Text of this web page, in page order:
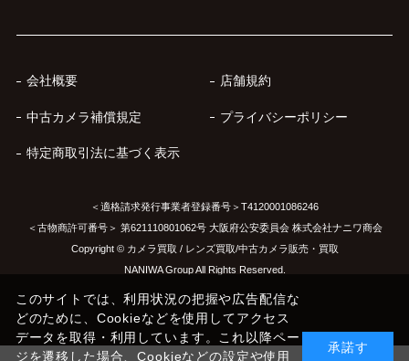
会社概要 店舗規約
中古カメラ補償規定 プライバシーポリシー
特定商取引法に基づく表示
＜適格請求発行事業者登録番号＞T4120001086246
＜古物商許可番号＞ 第621110801062号 大阪府公安委員会 株式会社ナニワ商会
Copyright © カメラ買取 / レンズ買取/中古カメラ販売・買取
NANIWA Group All Rights Reserved.
このサイトでは、利用状況の把握や広告配信な
どのために、Cookieなどを使用してアクセス
データを取得・利用しています。これ以降ペー
ジを遷移した場合、Cookieなどの設定や使用
承諾す